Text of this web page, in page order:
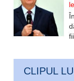
CLIPUL